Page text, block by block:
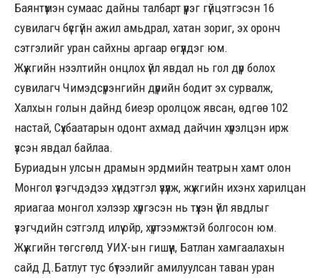
Баянтүмэн сумаас дайны талбарт үүрэг гүйцэтгэсэн 16
сувилагч бүсгүйн ажил амьдрал, хатан зориг, эх оронч
сэтгэлийг уран сайхны аргаар өгүүлдэг юм.
Жүжгийн нээлтийн онцлох үйл явдал нь гол дүр болох
сувилагч Чимэдсүрэнгийн дүрийн бодит эх сурвалж,
Халхын голын дайнд биеэр оролцож явсан, өдгөө 102
настай, Сүхбаатарын одонт ахмад дайчин хүрэлцэн ирж
үзсэн явдал байлаа.
Буриадын улсын драмын эрдмийн театрын хамт олон
Монгол үзэгчдэдээ хүндэтгэл үзүүлж, жүжгийн ихэнх харилцан
яриагаа монгол хэлээр хүргэсэн нь түүхэн үйл явдлыг
үзэгчдийн сэтгэлд илүү ойр, хүртээмжтэй болгосон юм.
Жүжгийн төгсгөлд УИХ-ын гишүүн, Батлан хамгаалахын
сайд Д.Батлут тус бүтээлийг амилуулсан таван уран